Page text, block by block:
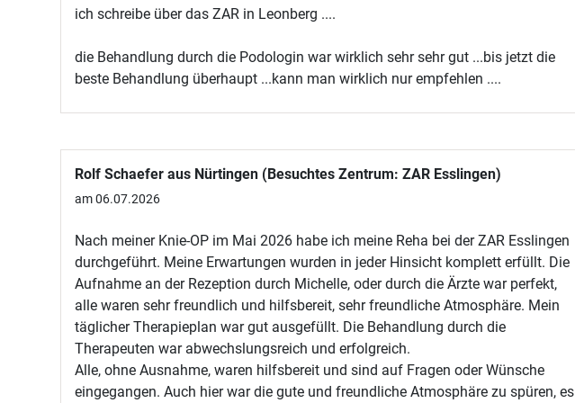
ich schreibe über das ZAR in Leonberg ....
die Behandlung durch die Podologin war wirklich sehr sehr gut ...bis jetzt die
beste Behandlung überhaupt ...kann man wirklich nur empfehlen ....
Rolf Schaefer aus Nürtingen (Besuchtes Zentrum: ZAR Esslingen)
am 06.07.2026
Nach meiner Knie-OP im Mai 2026 habe ich meine Reha bei der ZAR Esslingen
durchgeführt. Meine Erwartungen wurden in jeder Hinsicht komplett erfüllt. Die
Aufnahme an der Rezeption durch Michelle, oder durch die Ärzte war perfekt,
alle waren sehr freundlich und hilfsbereit, sehr freundliche Atmosphäre. Mein
täglicher Therapieplan war gut ausgefüllt. Die Behandlung durch die
Therapeuten war abwechslungsreich und erfolgreich.
Alle, ohne Ausnahme, waren hilfsbereit und sind auf Fragen oder Wünsche
eingegangen. Auch hier war die gute und freundliche Atmosphäre zu spüren, es